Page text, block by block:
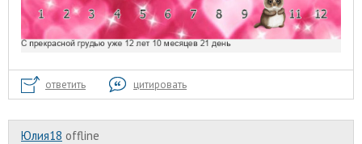
ответить цитировать
Юлия18 offline